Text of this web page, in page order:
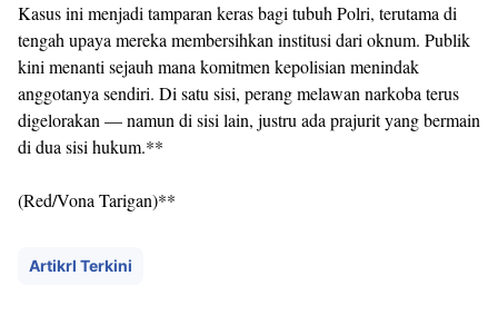
Kasus ini menjadi tamparan keras bagi tubuh Polri, terutama di
tengah upaya mereka membersihkan institusi dari oknum. Publik
kini menanti sejauh mana komitmen kepolisian menindak
anggotanya sendiri. Di satu sisi, perang melawan narkoba terus
digelorakan — namun di sisi lain, justru ada prajurit yang bermain
di dua sisi hukum.**
(Red/Vona Tarigan)**
Artikrl Terkini